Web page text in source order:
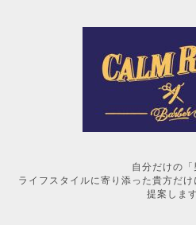
カーム
自分だけの「男前」を
ライフスタイルに寄り添った貴方だ
提案しま